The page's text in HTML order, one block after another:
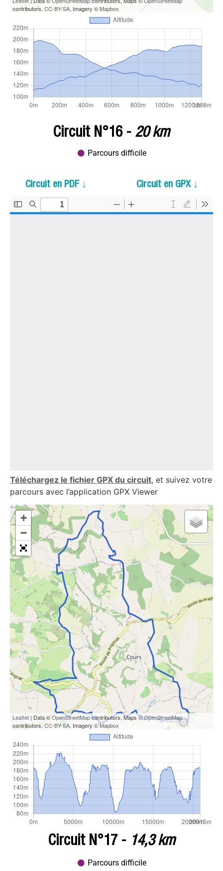
contributors, CC-BY-SA, Imagery ©Mapbox
Circuit N°16 - 20 km
Parcours difficile
Circuit en PDF ↓ Circuit en GPX ↓
Téléchargez le fichier GPX du circuit, et suivez votre
parcours avec l’application GPX Viewer
+
−
Leaflet | Data ©OpenStreetMapcontributors, Maps ©OpenStreetMap
contributors,CC-BY-SA, Imagery ©Mapbox
Circuit N°17 - 14,3 km
Parcours difficile